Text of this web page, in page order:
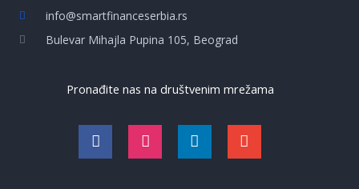
info@smartfinanceserbia.rs
Bulevar Mihajla Pupina 105, Beograd
Pronađite nas na društvenim mrežama
F
a
c
I
n
s
L
i
n
E
n
v